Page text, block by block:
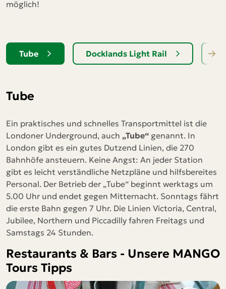
möglich!
Tube Docklands Light Rail
Tube
Ein praktisches und schnelles Transportmittel ist die
Londoner Underground, auch „Tube“ genannt. In
London gibt es ein gutes Dutzend Linien, die 270
Bahnhöfe ansteuern. Keine Angst: An jeder Station
gibt es leicht verständliche Netzpläne und hilfsbereites
Personal. Der Betrieb der „Tube“ beginnt werktags um
5.00 Uhr und endet gegen Mitternacht. Sonntags fährt
die erste Bahn gegen 7 Uhr. Die Linien Victoria, Central,
Jubilee, Northern und Piccadilly fahren Freitags und
Samstags 24 Stunden.
Restaurants & Bars - Unsere MANGO
Tours Tipps